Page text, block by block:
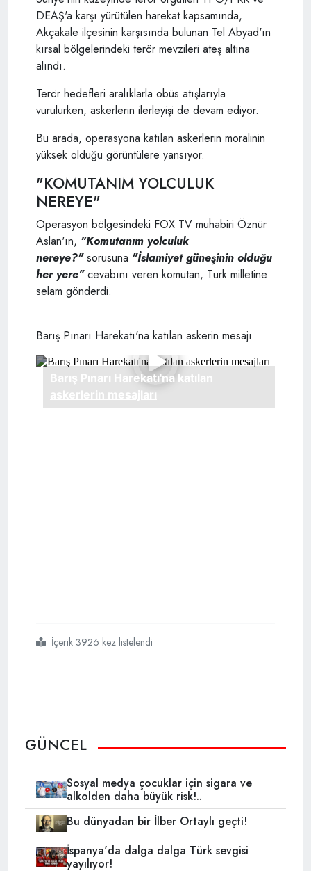
DEAŞ'a karşı yürütülen harekat kapsamında,
Akçakale ilçesinin karşısında bulunan Tel Abyad'ın
kırsal bölgelerindeki terör mevzileri ateş altına
alındı.
Terör hedefleri aralıklarla obüs atışlarıyla
vurulurken, askerlerin ilerleyişi de devam ediyor.
Bu arada, operasyona katılan askerlerin moralinin
yüksek olduğu görüntülere yansıyor.
"KOMUTANIM YOLCULUK
NEREYE"
Operasyon bölgesindeki FOX TV muhabiri Öznür
Aslan'ın, "Komutanım yolculuk
nereye?"sorusuna "İslamiyet güneşinin olduğu
her yere"cevabını veren komutan, Türk milletine
selam gönderdi.
Barış Pınarı Harekatı'na katılan askerin mesajı
#işte
#ordu
#komutan
İçerik 3926 kez listelendi
GÜNCEL
Sosyal medya çocuklar için sigara ve
alkolden daha büyük risk!..
Bu dünyadan bir İlber Ortaylı geçti!
İspanya'da dalga dalga Türk sevgisi
yayılıyor!